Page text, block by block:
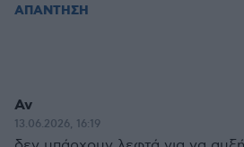
ΑΠΑΝΤΗΣΗ
Αν
13.06.2026, 16:19